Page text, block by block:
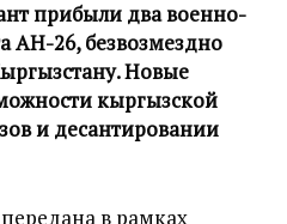
прибыли два военно-
АН-26, безвозмездно
Новые
кыргызской
и десантировании
в рамках